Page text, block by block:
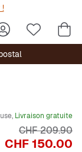
Livraison gratuite
Prix
CHF 150.00
Prix original
CHF 209.90